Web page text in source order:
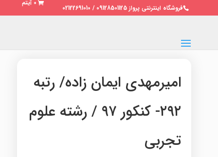
فروشگاه اینترنتی پرواز 09128501125 / 02122691010
0 آیتم
امیرمهدی ایمان زاده/ رتبه
۲۹۲- کنکور ۹۷ / رشته علوم
تجربی